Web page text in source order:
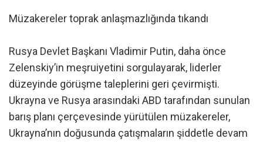
Müzakereler toprak anlaşmazlığında tıkandı
Rusya Devlet Başkanı Vladimir Putin, daha önce
Zelenskiy’in meşruiyetini sorgulayarak, liderler
düzeyinde görüşme taleplerini geri çevirmişti.
Ukrayna ve Rusya arasındaki ABD tarafından sunulan
barış planı çerçevesinde yürütülen müzakereler,
Ukrayna’nın doğusunda çatışmaların şiddetle devam